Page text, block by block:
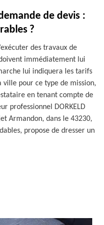
de devis :
?
des travaux de
immédiatement lui
lui indiquera les tarifs
ville pour ce type de mission,
en tenant compte de
professionnel DORKELD
Armandon, dans le 43230,
propose de dresser un